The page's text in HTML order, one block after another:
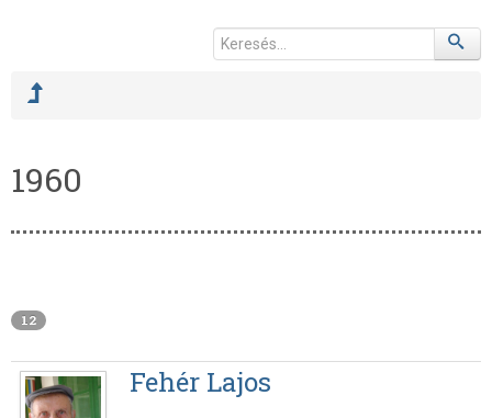
1960
12
Fehér Lajos